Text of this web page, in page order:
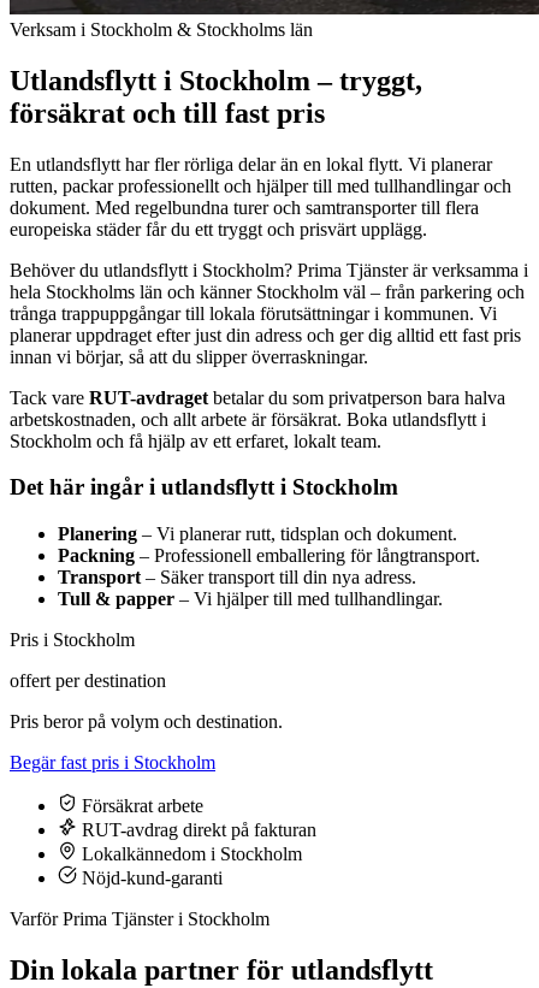
Verksam i Stockholm & Stockholms län
Utlandsflytt i Stockholm – tryggt,
försäkrat och till fast pris
En utlandsflytt har fler rörliga delar än en lokal flytt. Vi planerar
rutten, packar professionellt och hjälper till med tullhandlingar och
dokument. Med regelbundna turer och samtransporter till flera
europeiska städer får du ett tryggt och prisvärt upplägg.
Behöver du utlandsflytt i Stockholm? Prima Tjänster är verksamma i
hela Stockholms län och känner Stockholm väl – från parkering och
trånga trappuppgångar till lokala förutsättningar i kommunen. Vi
planerar uppdraget efter just din adress och ger dig alltid ett fast pris
innan vi börjar, så att du slipper överraskningar.
Tack vare RUT-avdraget betalar du som privatperson bara halva
arbetskostnaden, och allt arbete är försäkrat. Boka utlandsflytt i
Stockholm och få hjälp av ett erfaret, lokalt team.
Det här ingår i utlandsflytt i Stockholm
Planering – Vi planerar rutt, tidsplan och dokument.
Packning – Professionell emballering för långtransport.
Transport – Säker transport till din nya adress.
Tull & papper – Vi hjälper till med tullhandlingar.
Pris i Stockholm
offert per destination
Pris beror på volym och destination.
Begär fast pris i Stockholm
Försäkrat arbete
RUT-avdrag direkt på fakturan
Lokalkännedom i Stockholm
Nöjd-kund-garanti
Varför Prima Tjänster i Stockholm
Din lokala partner för utlandsflytt